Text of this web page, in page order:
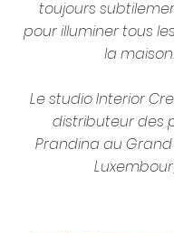
toujours
pour illuminer tous
la maison.
Le studio Interior
distributeur des
Prandina au